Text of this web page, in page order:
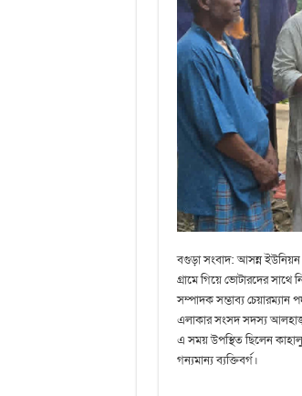
বগুড়া সংবাদ: আসন্ন ইউনিয়ন
গ্রামে গিয়ে ভোটারদের
সম্পাদক সম্ভাব্য চেয়ারম্যান
এলাকার সংসদ সদস্য আলহাজ্ব
এ সময় উপস্থিত ছিলেন
গন্যমান্য ব্যক্তিবর্গ।